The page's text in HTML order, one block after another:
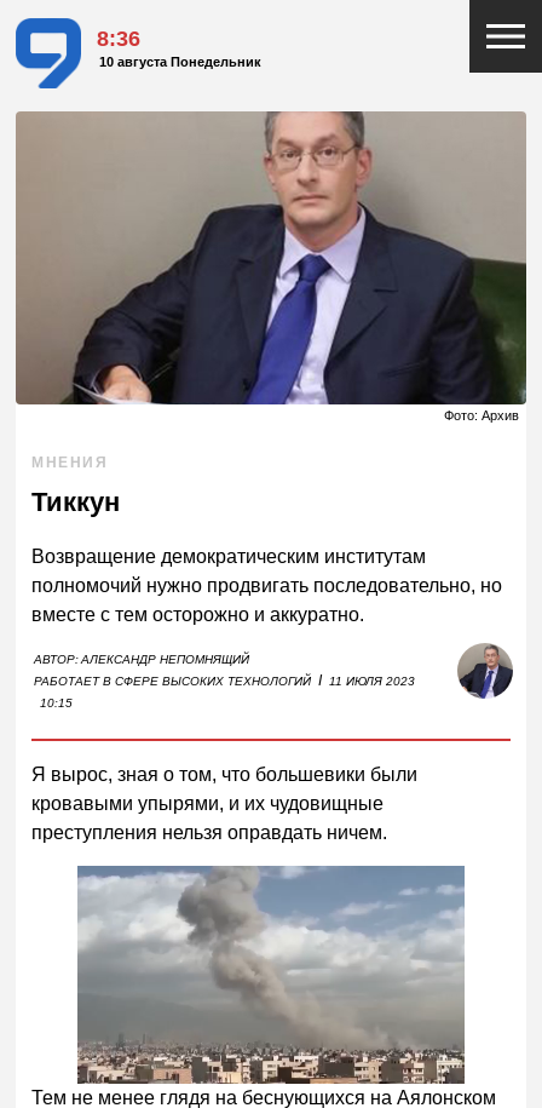
8:36
10 августа Понедельник
Фото: Архив
МНЕНИЯ
Тиккун
Возвращение демократическим институтам
полномочий нужно продвигать последовательно, но
вместе с тем осторожно и аккуратно.
АВТОР:АЛЕКСАНДР НЕПОМНЯЩИЙ
РАБОТАЕТ В СФЕРЕ ВЫСОКИХ ТЕХНОЛОГИЙ I
11 ИЮЛЯ 2023
10:15
Я вырос, зная о том, что большевики были
кровавыми упырями, и их чудовищные
преступления нельзя оправдать ничем.
Тем не менее глядя на беснующихся на Аялонском